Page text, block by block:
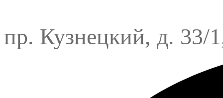
пр. Кузнецкий, д. 33/